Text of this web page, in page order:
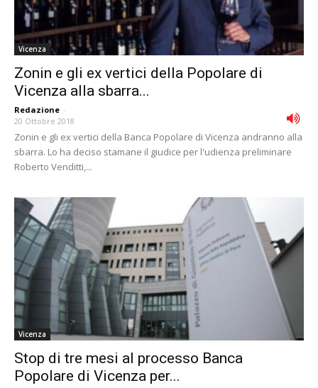
Vicenza
Zonin e gli ex vertici della Popolare di
Vicenza alla sbarra...
Redazione -
20 Ottobre 2018
Zonin e gli ex vertici della Banca Popolare di Vicenza andranno alla
sbarra. Lo ha deciso stamane il giudice per l'udienza preliminare
Roberto Venditti,...
Vicenza
Stop di tre mesi al processo Banca
Popolare di Vicenza per...